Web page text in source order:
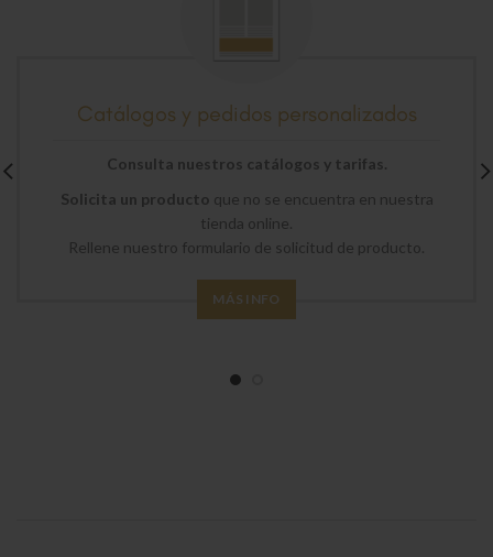
Catálogos y pedidos personalizados
Consulta nuestros catálogos y tarifas.
Solicita un producto que no se encuentra en nuestra
tienda online.
Rellene nuestro formulario de solicitud de producto.
MÁS INFO